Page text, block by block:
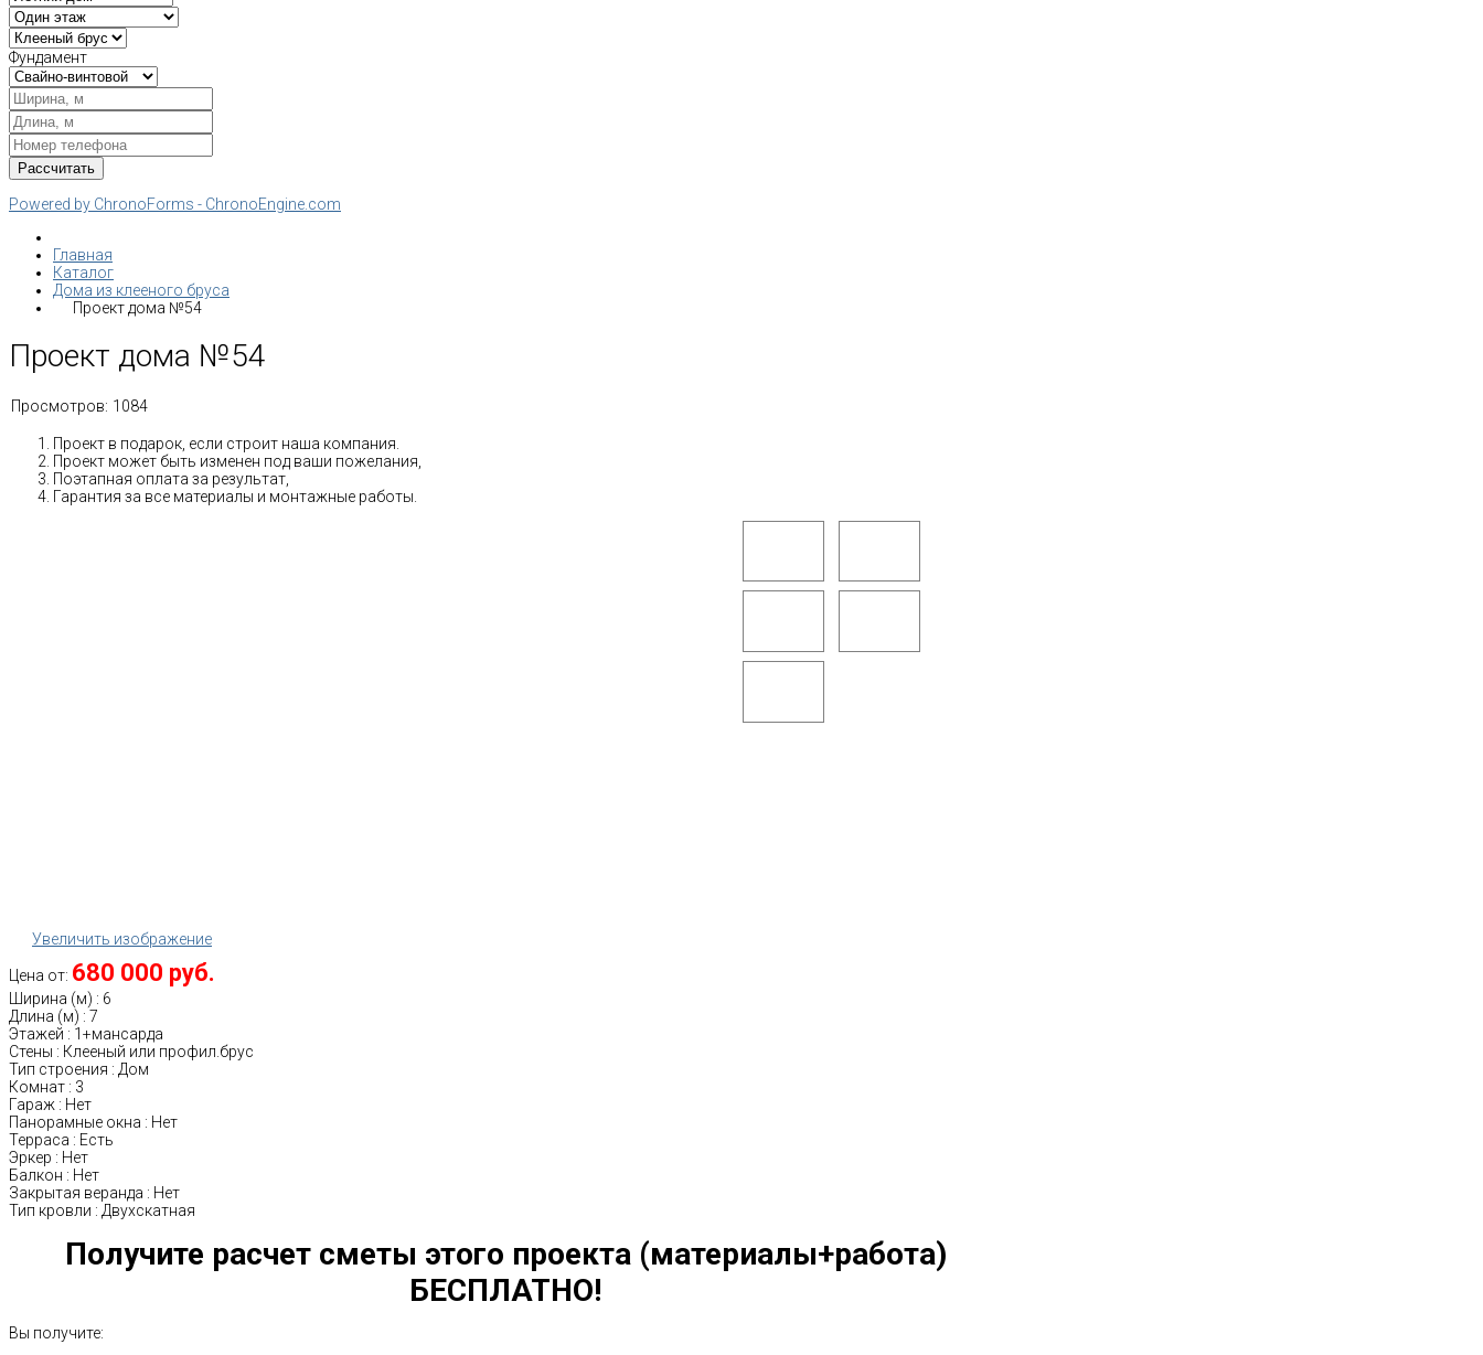
Фундамент
Powered by ChronoForms - ChronoEngine.com
Главная
Каталог
Дома из клееного бруса
Проект дома №54
Проект дома №54
Просмотров: 1084
Проект в подарок, если строит наша компания.
Проект может быть изменен под ваши пожелания,
Поэтапная оплата за результат,
Гарантия за все материалы и монтажные работы.
Увеличить изображение
Цена от: 680 000 руб.
Ширина (м) : 6
Длина (м) : 7
Этажей : 1+мансарда
Стены : Клееный или профил.брус
Тип строения : Дом
Комнат : 3
Гараж : Нет
Панорамные окна : Нет
Терраса : Есть
Эркер : Нет
Балкон : Нет
Закрытая веранда : Нет
Тип кровли : Двухскатная
Получите расчет сметы этого проекта (материалы+работа)
БЕСПЛАТНО!
Вы получите: